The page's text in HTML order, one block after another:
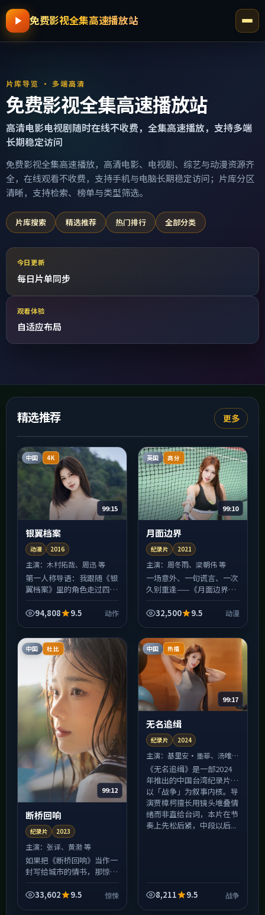
免费影视全集高速播放站
片库导览 · 多端高清
免费影视全集高速播放站
高清电影电视剧随时在线不收费，全集高速播放，支持多端
长期稳定访问
免费影视全集高速播放，高清电影、电视剧、综艺与动漫资源齐
全，在线观看不收费，支持手机与电脑长期稳定访问；片库分区
清晰，支持检索、榜单与类型筛选。
片库搜索 精选推荐 热门排行 全部分类
今日更新
每日片单同步
观看体验
自适应布局
精选推荐 更多
中国 4K
99:15
银翼档案
动漫 2016
主演：木村拓哉、周迅 等
第一人称导语：我跟随《银
翼档案》里的角色走过四
往往不是善恶对决，而是各
很...
94,808 9.5 动作
英国 高分
99:10
月面边界
纪录片 2021
主演： 周冬雨、梁朝伟 等
一场意外、一句谎言、一次
久别重逢——《月面边界》
裹对「信任是否可修复」的
景...
32,500 9.5 动漫
中国 杜比
99:12
断桥回响
纪录片 2023
主演：张译、黄渤 等
如果把《断桥回响》当作一
封写给城市的情书，那惊悚
易碎、轻轻一碰就留痕。
33,602 9.5 惊悚
中国 热播
99:17
无名追缉
纪录片 2024
主演：基里安·墨菲、汤唯
等
《无名追缉》是一部2024
年推出的中国台湾纪录片，
以「战争」为叙事内核。导
演贾樟柯擅长用镜头堆叠情
绪而非直给台词，本片在节
奏上先松后紧，中段以后...
8,211 9.5 战争